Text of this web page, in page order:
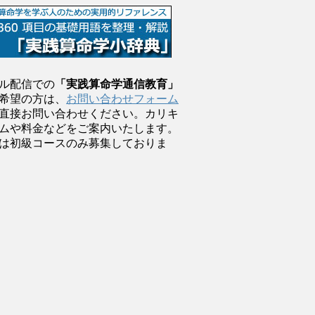
配信での 「実践算命学通信教育」
望の方は、 お問い合わせフォーム
接お問い合わせください。カリキ
や料金などをご案内いたします。
初級コースのみ募集しておりま